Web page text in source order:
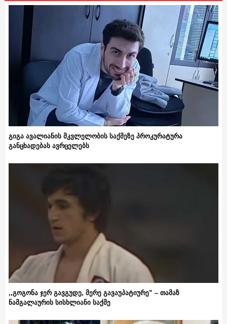
გიგა ავალიანის მკვლელობის საქმეზე პროკურატურა
განცხადებას ავრცელებს
,,გოგონა ჯერ გავგუდე, მერე გავაუპატიურე” – თამაზ
ნამგალაურის სისხლიანი საქმე